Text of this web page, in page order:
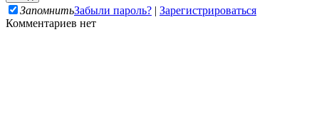
ЗапомнитьЗабыли пароль? | Зарегистрироваться
Комментариев нет